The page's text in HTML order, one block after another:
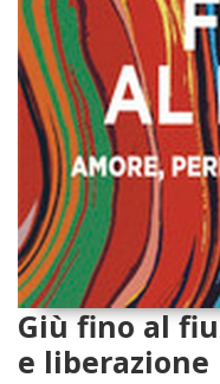
Giù fino al
e liberazione